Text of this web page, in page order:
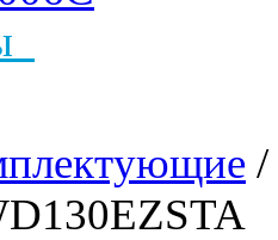
/